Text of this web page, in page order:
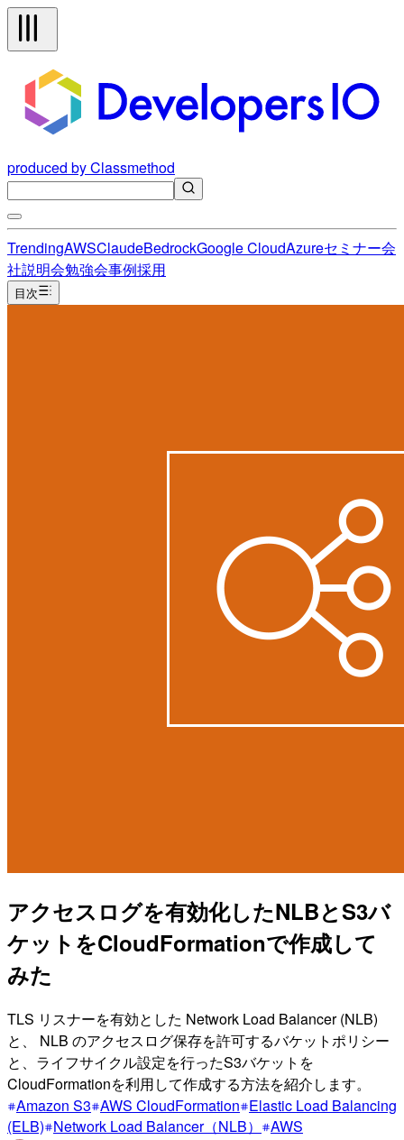
produced by Classmethod
TrendingAWSClaudeBedrockGoogle CloudAzureセミナー会
社説明会勉強会事例採用
目次
アクセスログを有効化したNLBとS3バ
ケットをCloudFormationで作成して
みた
TLS リスナーを有効とした Network Load Balancer (NLB)
と、 NLB のアクセスログ保存を許可するバケットポリシー
と、ライフサイクル設定を行ったS3バケットを
CloudFormationを利用して作成する方法を紹介します。
Amazon S3 AWS CloudFormation Elastic Load Balancing
(ELB) Network Load Balancer（NLB）
AWS